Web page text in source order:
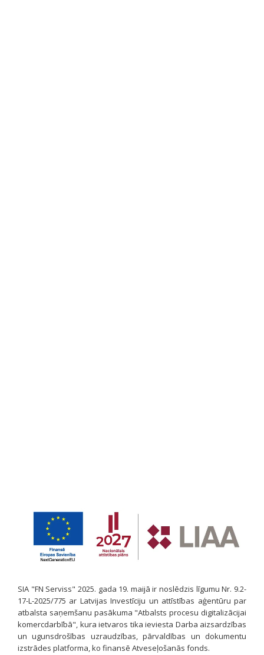
SIA "FN Serviss" 2025. gada 19. maijā ir noslēdzis līgumu Nr. 9.2-
17-L-2025/775 ar Latvijas Investīciju un attīstības aģentūru par
atbalsta saņemšanu pasākuma "Atbalsts procesu digitalizācijai
komercdarbībā", kura ietvaros tika ieviesta Darba aizsardzības
un ugunsdrošības uzraudzības, pārvaldības un dokumentu
izstrādes platforma, ko finansē Atveseļošanās fonds.